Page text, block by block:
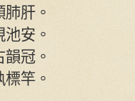
肝。
安。
冠。
竿。